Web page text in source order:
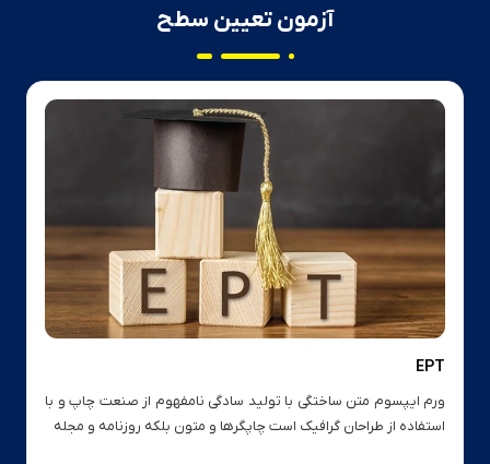
آزمون تعیین سطح
EPT
ورم ایپسوم متن ساختگی با تولید سادگی نامفهوم از صنعت چاپ و با
استفاده از طراحان گرافیک است چاپگرها و متون بلکه روزنامه و مجله